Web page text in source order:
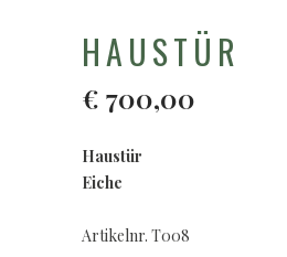
HAUSTÜR
€ 700,00
Haustür
Eiche
Artikelnr. T008